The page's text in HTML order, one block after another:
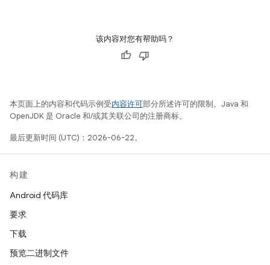
该内容对您有帮助吗？
本页面上的内容和代码示例受内容许可部分所述许可的限制。Java 和
OpenJDK 是 Oracle 和/或其关联公司的注册商标。
最后更新时间 (UTC)：2026-06-22。
构建
Android 代码库
要求
下载
预览二进制文件